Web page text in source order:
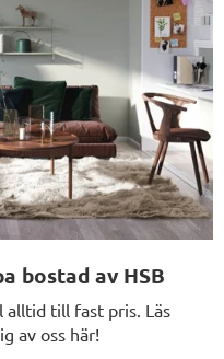
bostad av HSB
alltid till fast pris. Läs
av oss här!